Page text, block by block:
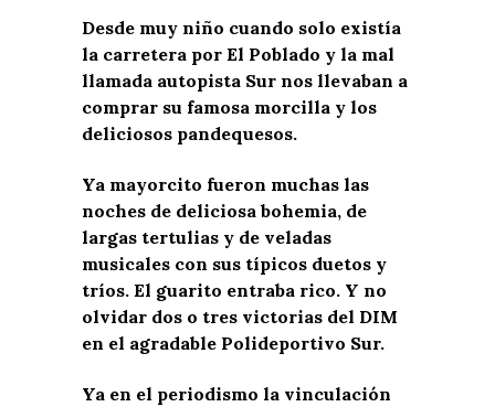
Desde muy niño cuando solo existía
la carretera por El Poblado y la mal
llamada autopista Sur nos llevaban a
comprar su famosa morcilla y los
deliciosos pandequesos.
Ya mayorcito fueron muchas las
noches de deliciosa bohemia, de
largas tertulias y de veladas
musicales con sus típicos duetos y
tríos. El guarito entraba rico. Y no
olvidar dos o tres victorias del DIM
en el agradable Polideportivo Sur.
Ya en el periodismo la vinculación